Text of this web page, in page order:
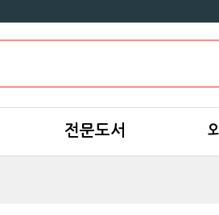
전문도서